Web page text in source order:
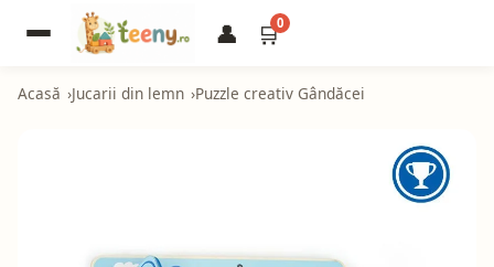
👤 🛒0
Acasă Jucarii din lemn Puzzle creativ Gândăcei